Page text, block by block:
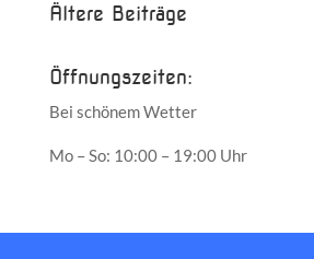
Ältere Beiträge
Öffnungszeiten:
Bei schönem Wetter
Mo – So: 10:00 – 19:00 Uhr